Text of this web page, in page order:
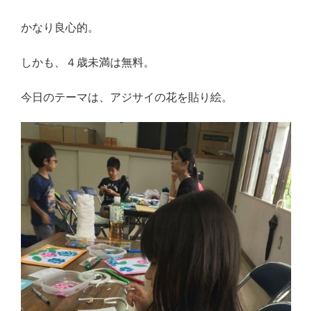
かなり良心的。
しかも、４歳未満は無料。
今日のテーマは、アジサイの花を貼り絵。